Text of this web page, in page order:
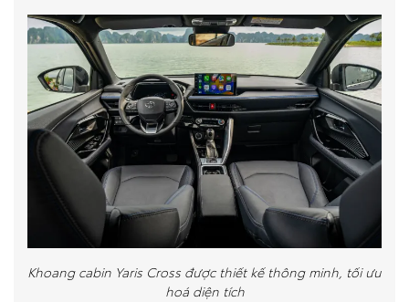
Khoang cabin Yaris Cross được thiết kế thông minh, tối ưu
hoá diện tích